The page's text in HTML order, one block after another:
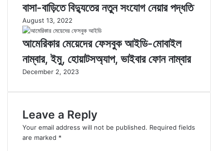
বাসা-বাড়িতে বিদ্যুতের নতুন সংযোগ নেয়ার পদ্ধতি
August 13, 2022
আমেরিকার মেয়েদের ফেসবুক আইডি-মোবাইল
নাম্বার, ইমু, হোয়াটসঅ্যাপ, ভাইবার ফোন নাম্বার
December 2, 2023
Leave a Reply
Your email address will not be published. Required fields
are marked *